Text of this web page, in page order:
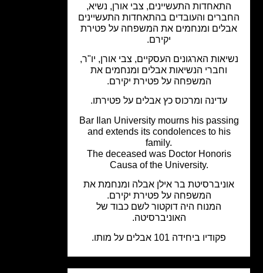
התאחדות התעשיינים, צבי אורן, נשיא,
והעובדים בהתאחדות התעשיינים
ומנחמים את המשפחה על פטירת
הארגונים העסקיים, צבי אורן, יו"ר,
וחברי הנשיאות אבלים ומנחמים את
המשפחה על פטירת יקירם.
עדינה ומרכוס כץ אבלים על פטירתו.
Bar Ilan University mourns his
and extends its condolences to his
The deceased was Doctor Honoris
Causa of the University.
בר אילן אבלה ומנחמת את
המשפחה על פטירת יקירם.
המנוח היה דוקטור לשם כבוד של
האוניברסיטה.
פקודיו ביחידה 101 אבלים על מותו.